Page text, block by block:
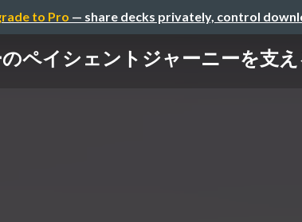
to Pro — share decks privately, control
ペイシェントジャーニーを支